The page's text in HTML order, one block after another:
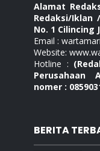
Alamat
Redaksi/Iklan
No. 1 Cilincing
Email :
Website:
Hotline :
Perusahaan
nomer :
BERITA